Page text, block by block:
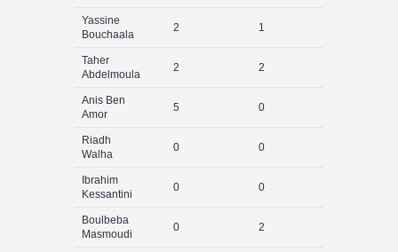
Yassine
Bouchaala
2 1
Taher
Abdelmoula
2 2
Anis Ben
Amor
5 0
Riadh
Walha
0 0
Ibrahim
Kessantini
0 0
Boulbeba
Masmoudi
0 2